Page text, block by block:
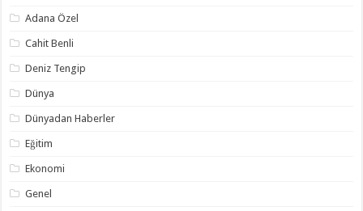
Adana Özel
Cahit Benli
Deniz Tengip
Dünya
Dünyadan Haberler
Eğitim
Ekonomi
Genel